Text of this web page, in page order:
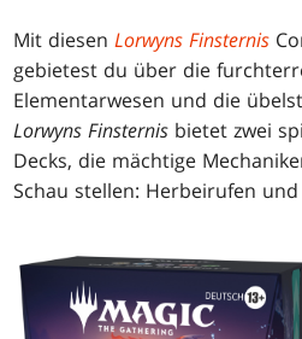
Mit diesenLorwyns Finsternis
gebietest du über die
Elementarwesen und die
Lorwyns Finsternis bietet zwei
Decks, die mächtige
Schau stellen: Herbeirufen und